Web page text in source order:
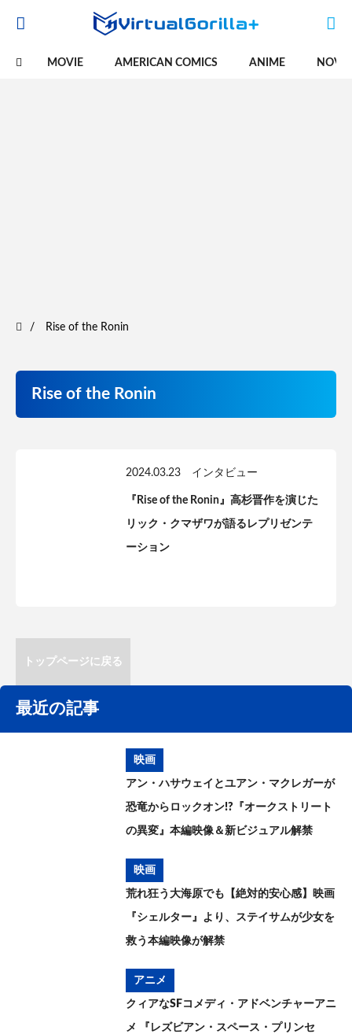
MOVIE AMERICAN COMICS ANIME
Rise of the Ronin
Rise of the Ronin
2024.03.23 インタビュー
『Rise of the Ronin』高杉晋作を演じた
リック・クマザワが語るレプリゼンテ
ーション
トップページに戻る
最近の記事
映画
アン・ハサウェイとユアン・マクレガーが
恐竜からロックオン!?『オークストリート
の異変』本編映像＆新ビジュアル解禁
映画
荒れ狂う大海原でも【絶対的安心感】映画
『シェルター』より、ステイサムが少女を
救う本編映像が解禁
アニメ
クィアなSFコメディ・アドベンチャーアニ
メ 『レズビアン・スペース・プリンセ